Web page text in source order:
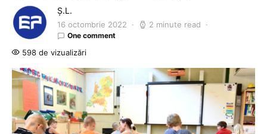
Ș.L.
16 octombrie 2022 2 minute read
One comment
598 de vizualizări